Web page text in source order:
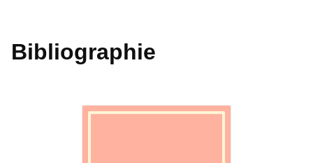
Bibliographie